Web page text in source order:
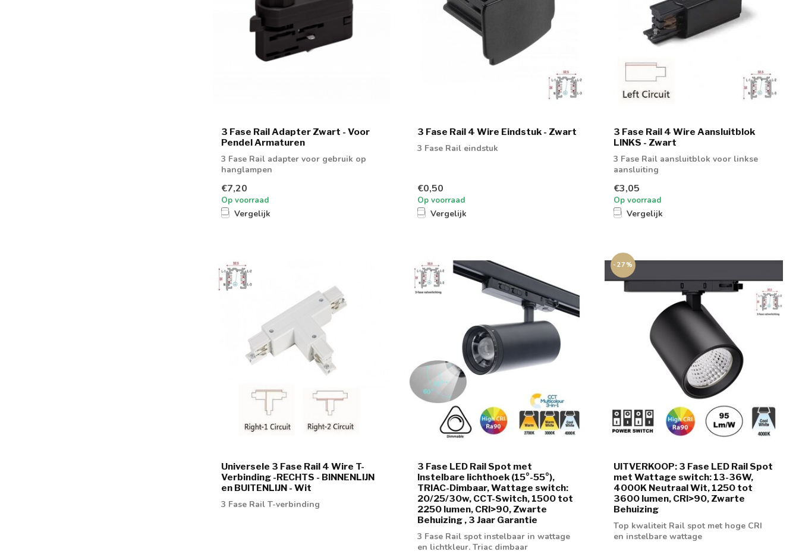
3 Fase Rail Adapter Zwart - Voor
Pendel Armaturen
3 Fase Rail adapter voor gebruik op
hanglampen
€7,20
Op voorraad
Vergelijk
3 Fase Rail 4 Wire Eindstuk - Zwart
3 Fase Rail eindstuk
€0,50
Op voorraad
Vergelijk
3 Fase Rail 4 Wire Aansluitblok
LINKS - Zwart
3 Fase Rail aansluitblok voor linkse
aansluiting
€3,05
Op voorraad
Vergelijk
Universele 3 Fase Rail 4 Wire T-
Verbinding -RECHTS - BINNENLIJN
en BUITENLIJN - Wit
3 Fase Rail T-verbinding
3 Fase LED Rail Spot met
Instelbare lichthoek (15°-55°),
TRIAC-Dimbaar, Wattage switch:
20/25/30w, CCT-Switch, 1500 tot
2250 lumen, CRI>90, Zwarte
Behuizing , 3 Jaar Garantie
3 Fase Rail spot instelbaar in wattage
en lichtkleur. Triac dimbaar
-27%
UITVERKOOP: 3 Fase LED Rail Spot
met Wattage switch: 13-36W,
4000K Neutraal Wit, 1250 tot
3600 lumen, CRI>90, Zwarte
Behuizing
Top kwaliteit Rail spot met hoge CRI
en instelbare wattage